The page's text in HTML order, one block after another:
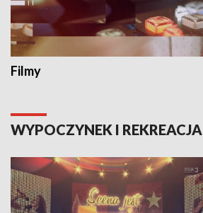
Filmy
WYPOCZYNEK I REKREACJA